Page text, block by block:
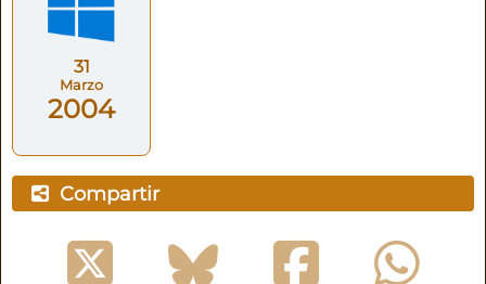
31
Marzo
2004
Compartir